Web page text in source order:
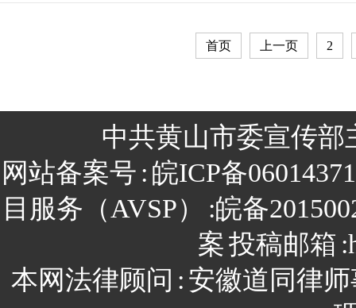
首页 上一页 2
中共黄山市委宣传部
网站备案号 : 皖ICP备
目服务（AVSP）
:皖备
案投稿邮箱
本网法律顾问 : 安徽道同律